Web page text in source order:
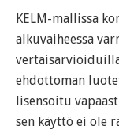
KELM-mallissa
alkuvaiheessa
ehdottoman
lisensoitu
sen käyttö ei ole